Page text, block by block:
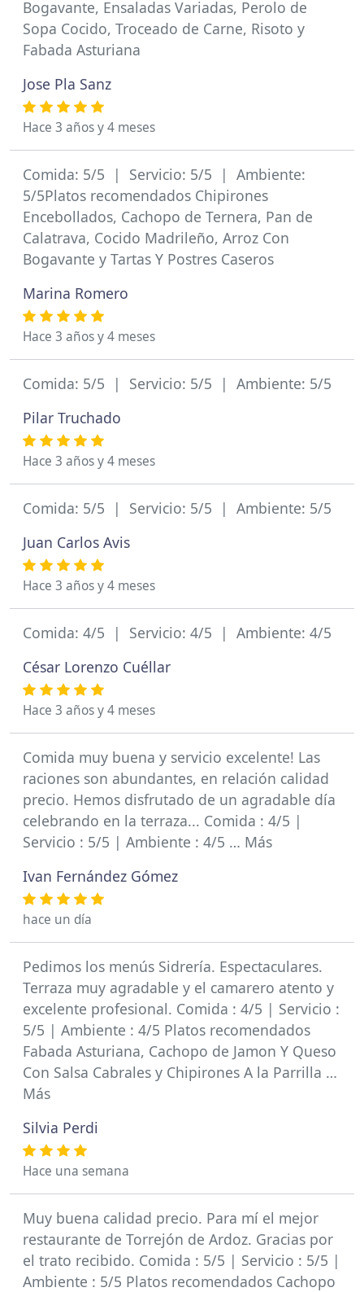
Bogavante, Ensaladas Variadas, Perolo de
Sopa Cocido, Troceado de Carne, Risoto y
Fabada Asturiana
Jose Pla Sanz
Hace 3 años y 4 meses
Comida: 5/5 | Servicio: 5/5 | Ambiente:
5/5Platos recomendados Chipirones
Encebollados, Cachopo de Ternera, Pan de
Calatrava, Cocido Madrileño, Arroz Con
Bogavante y Tartas Y Postres Caseros
Marina Romero
Hace 3 años y 4 meses
Comida: 5/5 | Servicio: 5/5 | Ambiente: 5/5
Pilar Truchado
Hace 3 años y 4 meses
Comida: 5/5 | Servicio: 5/5 | Ambiente: 5/5
Juan Carlos Avis
Hace 3 años y 4 meses
Comida: 4/5 | Servicio: 4/5 | Ambiente: 4/5
César Lorenzo Cuéllar
Hace 3 años y 4 meses
Comida muy buena y servicio excelente! Las
raciones son abundantes, en relación calidad
precio. Hemos disfrutado de un agradable día
celebrando en la terraza... Comida : 4/5 |
Servicio : 5/5 | Ambiente : 4/5 … Más
Ivan Fernández Gómez
hace un día
Pedimos los menús Sidrería. Espectaculares.
Terraza muy agradable y el camarero atento y
excelente profesional. Comida : 4/5 | Servicio :
5/5 | Ambiente : 4/5 Platos recomendados
Fabada Asturiana, Cachopo de Jamon Y Queso
Con Salsa Cabrales y Chipirones A la Parrilla …
Más
Silvia Perdi
Hace una semana
Muy buena calidad precio. Para mí el mejor
restaurante de Torrejón de Ardoz. Gracias por
el trato recibido. Comida : 5/5 | Servicio : 5/5 |
Ambiente : 5/5 Platos recomendados Cachopo